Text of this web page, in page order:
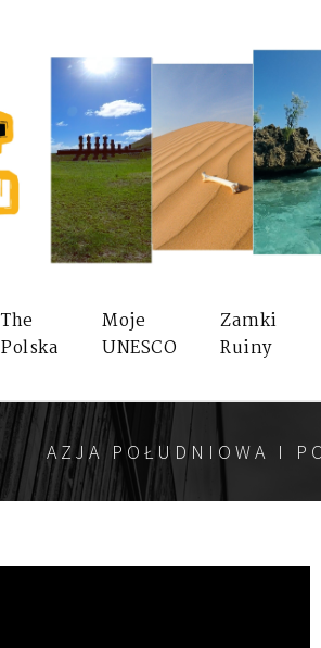
The
Polska
Moje
UNESCO
Zamki
Ruiny
AZJA POŁUDNIOWA I